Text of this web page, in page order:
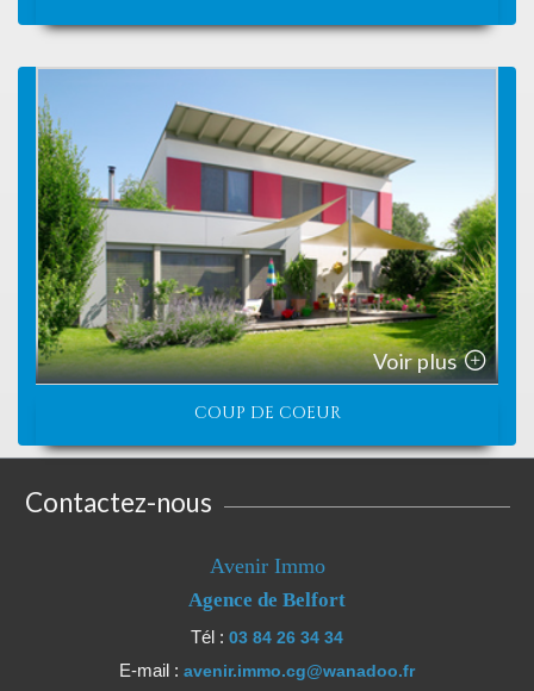
Voir plus
COUP DE COEUR
Contactez-nous
Avenir Immo
Agence de Belfort
Tél : 03 84 26 34 34
E-mail : avenir.immo.cg@wanadoo.fr